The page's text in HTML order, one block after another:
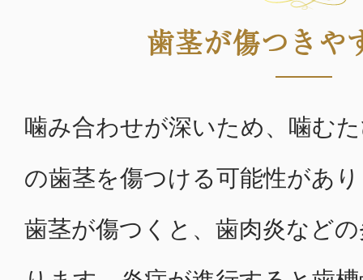
歯茎が傷つきや
噛み合わせが深いため、噛む
の歯茎を傷つける可能性があ
歯茎が傷つくと、歯肉炎など